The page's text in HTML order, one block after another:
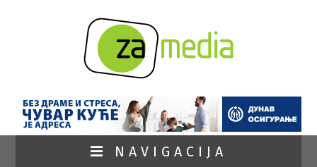
NAVIGACIJA